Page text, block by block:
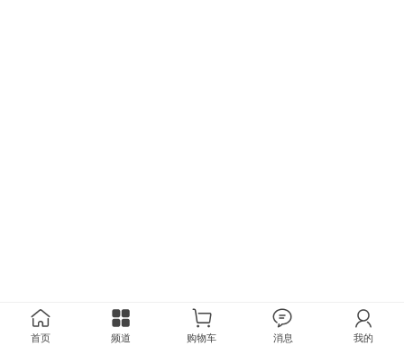
首页 频道 购物车 消息 我的